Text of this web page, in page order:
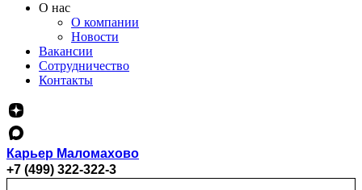
О нас
О компании
Новости
Вакансии
Сотрудничество
Контакты
Карьер Маломахово
+7 (499) 322-322-3